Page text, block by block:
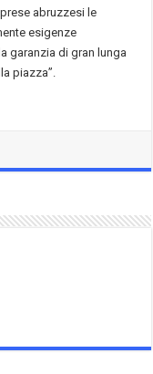
abruzzesi le
esigenze
garanzia di gran lunga
piazza”.